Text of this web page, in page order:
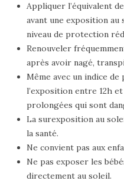
Appliquer l’équivalent
avant une exposition au
niveau de protection
Renouveler
après avoir nagé,
Même avec un indice
l’exposition entre 12h
prolongées qui sont
La surexposition au
la santé.
Ne convient pas aux
Ne pas exposer les
directement au soleil.